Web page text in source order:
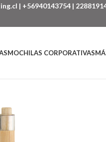
| +56940143754 |
MOCHILAS CORPORATIVAS